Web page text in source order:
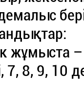
7, 8, 9,